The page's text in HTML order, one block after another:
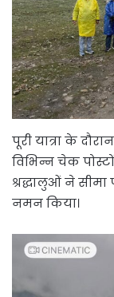
पूरी यात्रा के
विभिन्न चेक
श्रद्धालुओं ने
नमन किया।